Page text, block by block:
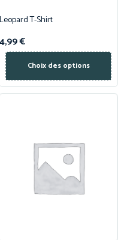
Leopard T-Shirt
4,99€
Choix des options